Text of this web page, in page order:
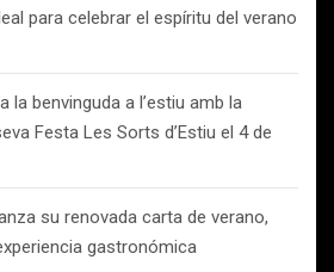
para celebrar el espíritu del verano
la benvinguda a l’estiu amb la
Festa Les Sorts d’Estiu el 4 de
su renovada carta de verano,
gastronómica